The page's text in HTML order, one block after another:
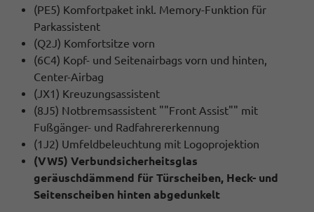
(PE5) Komfortpaket inkl. Memory-Funktion für
Parkassistent
(Q2J) Komfortsitze vorn
(6C4) Kopf- und Seitenairbags vorn und hinten,
Center-Airbag
(JX1) Kreuzungsassistent
(8J5) Notbremsassistent ""Front Assist"" mit
Fußgänger- und Radfahrererkennung
(1J2) Umfeldbeleuchtung mit Logoprojektion
(VW5) Verbundsicherheitsglas
geräuschdämmend für Türscheiben, Heck- und
Seitenscheiben hinten abgedunkelt